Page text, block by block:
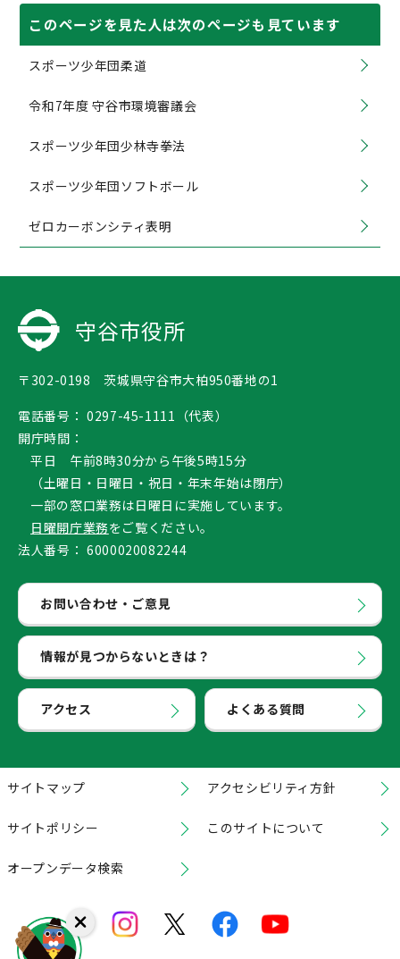
このページを見た人は次のページも見ています
スポーツ少年団柔道
令和7年度 守谷市環境審議会
スポーツ少年団少林寺拳法
スポーツ少年団ソフトボール
ゼロカーボンシティ表明
守谷市役所
〒302-0198 茨城県守谷市大柏950番地の1
電話番号： 0297-45-1111（代表）
開庁時間：
平日 午前8時30分から午後5時15分
（土曜日・日曜日・祝日・年末年始は閉庁）
一部の窓口業務は日曜日に実施しています。
日曜開庁業務をご覧ください。
法人番号： 6000020082244
お問い合わせ・ご意見
情報が見つからないときは？
アクセス よくある質問
サイトマップ アクセシビリティ方針
サイトポリシー このサイトについて
オープンデータ検索